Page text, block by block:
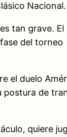
Nacional.
tan grave.
del torneo
el duelo
postura de
quiere